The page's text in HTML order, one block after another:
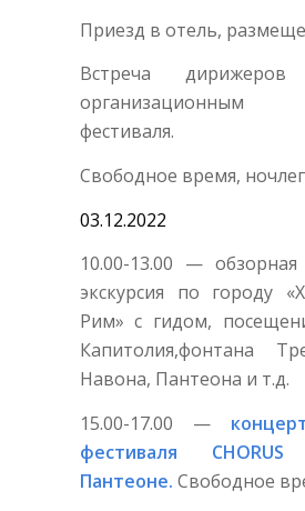
Приезд в отель,
Встреча
организационным
фестиваля.
Свободное время,
03.12.2022
10.00-13.00 —
экскурсия по городу
Рим» с гидом,
Капитолия,фонтана
Навона, Пантеона и т.д.
15.00-17.00 —
фестиваля
Пантеоне. Свободное